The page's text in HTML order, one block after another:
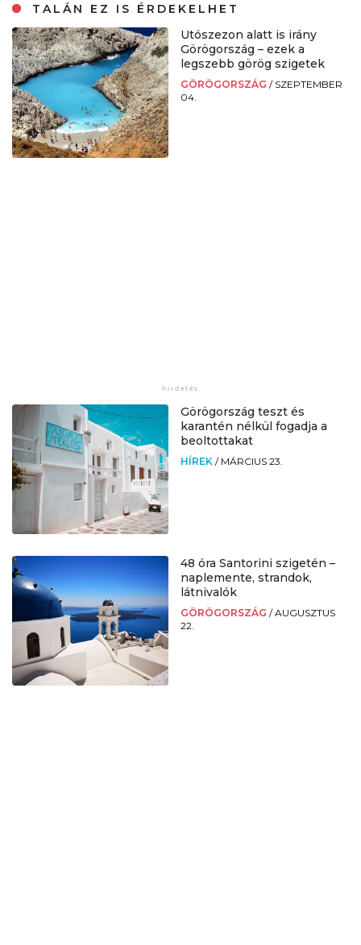
TALÁN EZ IS ÉRDEKELHET
Utószezon alatt is irány
Görögország – ezek a
legszebb görög szigetek
GÖRÖGORSZÁG / SZEPTEMBER
04.
Görögország teszt és
karantén nélkül fogadja a
beoltottakat
HÍREK / MÁRCIUS 23.
48 óra Santorini szigetén –
naplemente, strandok,
látnivalók
GÖRÖGORSZÁG /AUGUSZTUS
22.